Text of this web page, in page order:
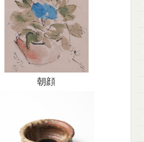
朝顔